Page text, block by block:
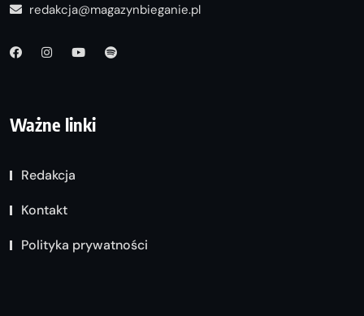
redakcja@magazynbieganie.pl
Ważne linki
Redakcja
Kontakt
Polityka prywatności